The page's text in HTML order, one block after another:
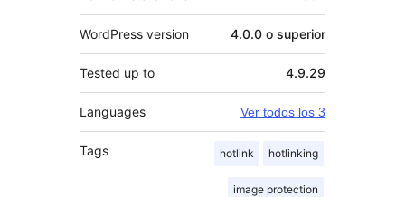
WordPress version 4.0.0 o superior
Tested up to 4.9.29
Languages Ver todos los 3
Tags hotlink hotlinking
image protection